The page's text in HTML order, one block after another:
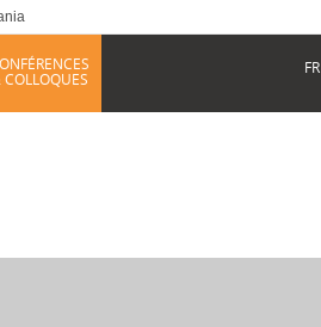
COLLOQUES
FR